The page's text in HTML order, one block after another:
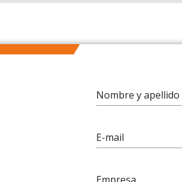
Nombre y apellido
E-mail